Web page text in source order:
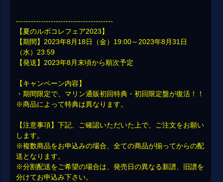
---------------------------------------
【夏のルボコレフェア2023】
【期間】2023年8月18日（金）19:00～2023年8月31日
（水）23:59
【発送】2023年8月末頃から順次予定
【キャンペーン内容】
・期間限定で、マリン通販初回特典・初回限定盤が復活！！
※商品によって特典は異なります。
【注意事項】下記、ご確認いただいた上で、ご注文をお願い
します。
※複数商品をお申込みの場合、全ての商品が揃ってからの配
送となります。
※分割配送をご希望の場合は、発売日の異なる新譜、旧譜を
分けてお申込み下さい。